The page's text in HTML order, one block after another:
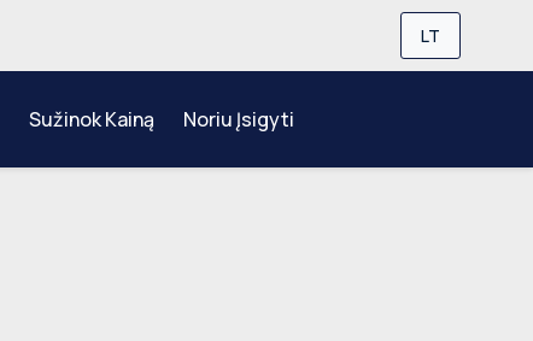
LT
Sužinok Kainą Noriu Įsigyti